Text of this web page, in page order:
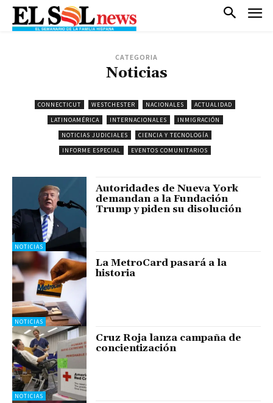
CATEGORIA
Noticias
CONNECTICUT WESTCHESTER NACIONALES
ACTUALIDAD
LATINOAMÉRICA
INTERNACIONALES
INMIGRACIÓN
NOTICIAS JUDICIALES
CIENCIA Y TECNOLOGÍA
INFORME ESPECIAL
EVENTOS COMUNITARIOS
NOTICIAS
Autoridades de Nueva York
demandan a la Fundación
Trump y piden su disolución
NOTICIAS
La MetroCard pasará a la
historia
NOTICIAS
Cruz Roja lanza campaña de
concientización